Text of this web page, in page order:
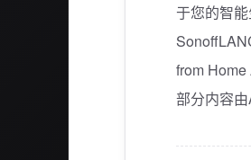
于您的智
from
部分内容